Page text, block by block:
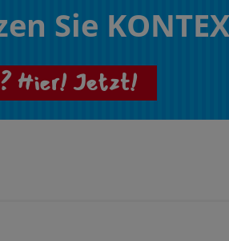
Sie
Hier! Jetzt!